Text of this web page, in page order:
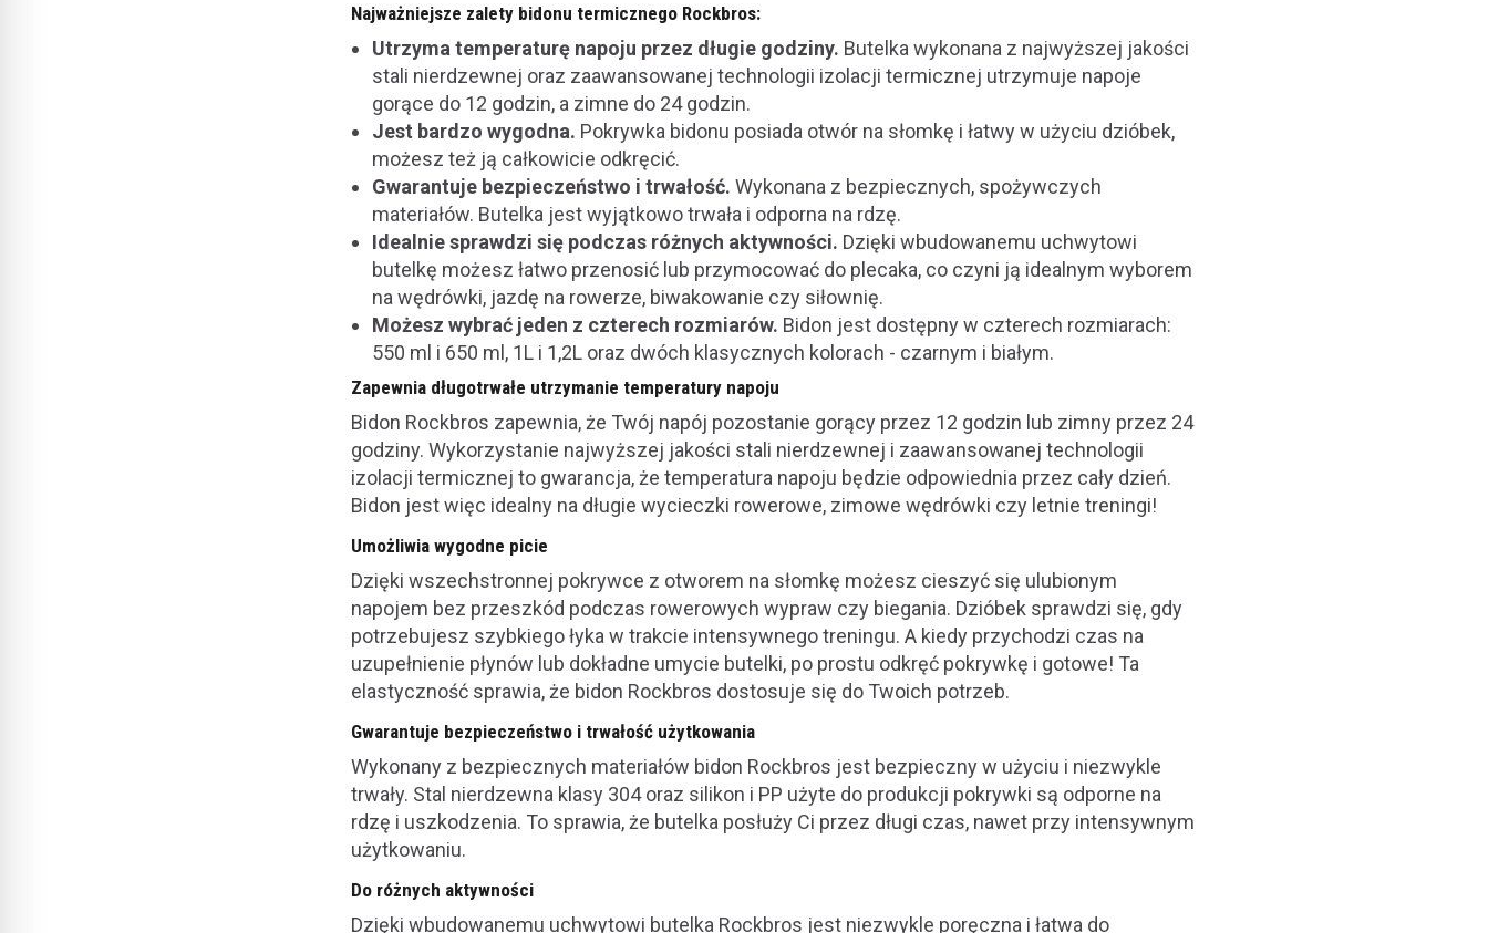
Najważniejsze zalety bidonu termicznego Rockbros:
Utrzyma temperaturę napoju przez długie godziny. Butelka wykonana z najwyższej jakości
stali nierdzewnej oraz zaawansowanej technologii izolacji termicznej utrzymuje napoje
gorące do 12 godzin, a zimne do 24 godzin.
Jest bardzo wygodna. Pokrywka bidonu posiada otwór na słomkę i łatwy w użyciu dzióbek,
możesz też ją całkowicie odkręcić.
Gwarantuje bezpieczeństwo i trwałość. Wykonana z bezpiecznych, spożywczych
materiałów. Butelka jest wyjątkowo trwała i odporna na rdzę.
Idealnie sprawdzi się podczas różnych aktywności. Dzięki wbudowanemu uchwytowi
butelkę możesz łatwo przenosić lub przymocować do plecaka, co czyni ją idealnym wyborem
na wędrówki, jazdę na rowerze, biwakowanie czy siłownię.
Możesz wybrać jeden z czterech rozmiarów. Bidon jest dostępny w czterech rozmiarach:
550 ml i 650 ml, 1L i 1,2L oraz dwóch klasycznych kolorach - czarnym i białym.
Zapewnia długotrwałe utrzymanie temperatury napoju
Bidon Rockbros zapewnia, że Twój napój pozostanie gorący przez 12 godzin lub zimny przez 24
godziny. Wykorzystanie najwyższej jakości stali nierdzewnej i zaawansowanej technologii
izolacji termicznej to gwarancja, że temperatura napoju będzie odpowiednia przez cały dzień.
Bidon jest więc idealny na długie wycieczki rowerowe, zimowe wędrówki czy letnie treningi!
Umożliwia wygodne picie
Dzięki wszechstronnej pokrywce z otworem na słomkę możesz cieszyć się ulubionym
napojem bez przeszkód podczas rowerowych wypraw czy biegania. Dzióbek sprawdzi się, gdy
potrzebujesz szybkiego łyka w trakcie intensywnego treningu. A kiedy przychodzi czas na
uzupełnienie płynów lub dokładne umycie butelki, po prostu odkręć pokrywkę i gotowe! Ta
elastyczność sprawia, że bidon Rockbros dostosuje się do Twoich potrzeb.
Gwarantuje bezpieczeństwo i trwałość użytkowania
Wykonany z bezpiecznych materiałów bidon Rockbros jest bezpieczny w użyciu i niezwykle
trwały. Stal nierdzewna klasy 304 oraz silikon i PP użyte do produkcji pokrywki są odporne na
rdzę i uszkodzenia. To sprawia, że butelka posłuży Ci przez długi czas, nawet przy intensywnym
użytkowaniu.
Do różnych aktywności
Dzięki wbudowanemu uchwytowi butelka Rockbros jest niezwykle poręczna i łatwa do